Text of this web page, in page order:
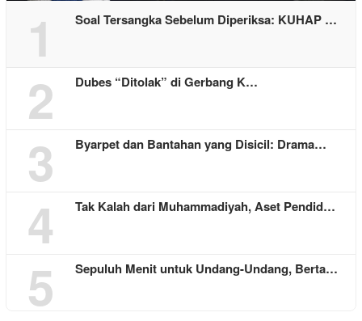
1 Soal Tersangka Sebelum Diperiksa: KUHAP …
2 Dubes “Ditolak” di Gerbang K…
3 Byarpet dan Bantahan yang Disicil: Drama…
4 Tak Kalah dari Muhammadiyah, Aset Pendid…
5 Sepuluh Menit untuk Undang-Undang, Berta…